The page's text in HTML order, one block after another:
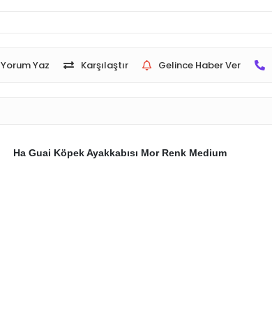
Yorum Yaz Karşılaştır Gelince Haber Ver
Ha Guai Köpek Ayakkabısı Mor Renk Medium